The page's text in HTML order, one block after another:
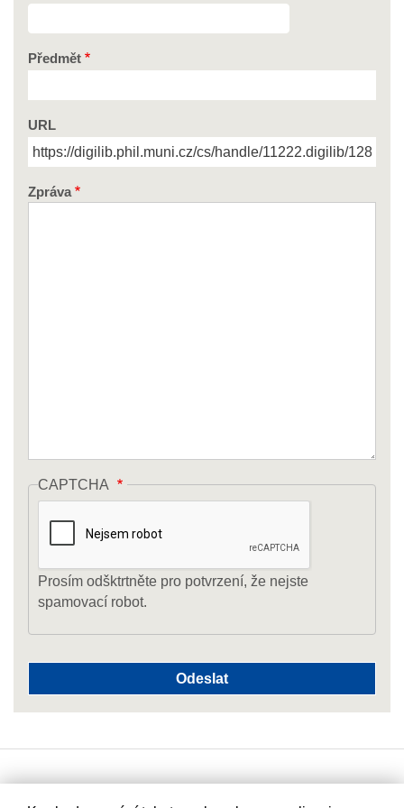
Předmět
URL
Zpráva
CAPTCHA
Prosím odšktrtněte pro potvrzení, že nejste
spamovací robot.